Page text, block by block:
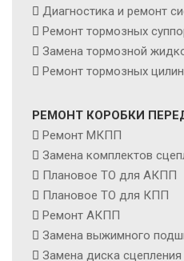
Диагностика и ремонт
Ремонт тормозных
Замена тормозной
Ремонт тормозных
РЕМОНТ КОРОБКИ
Ремонт МКПП
Замена комплектов
Плановое ТО для АКПП
Плановое ТО для КПП
Ремонт АКПП
Замена выжимного
Замена диска сцепления